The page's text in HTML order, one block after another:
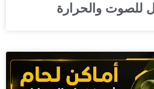
للصوت والحرارة